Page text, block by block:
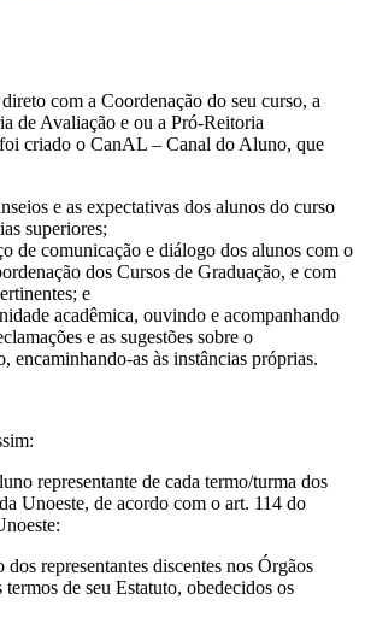
com a Coordenação do seu curso, a
de Avaliação e ou a Pró-Reitoria
criado o CanAL – Canal do Aluno, que
e as expectativas dos alunos do curso
superiores;
de comunicação e diálogo dos alunos com o
dos Cursos de Graduação, e com
e
acadêmica, ouvindo e acompanhando
e as sugestões sobre o
encaminhando-as às instâncias próprias.
representante de cada termo/turma dos
Unoeste, de acordo com o art. 114 do
representantes discentes nos Órgãos
de seu Estatuto, obedecidos os